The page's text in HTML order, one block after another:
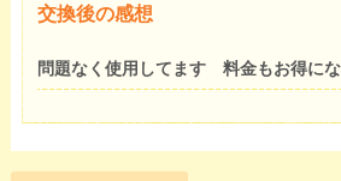
交換後の感想
問題なく使用してます 料金もお得に